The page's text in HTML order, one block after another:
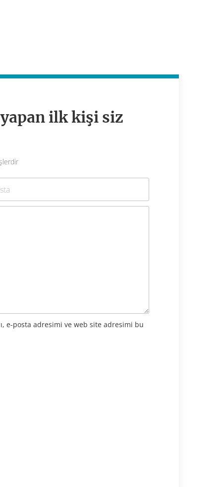
ilk kişi siz
e-posta adresimi ve web site adresimi bu